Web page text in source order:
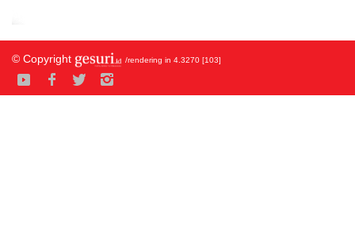
© Copyright /rendering in 4.3270 [103]